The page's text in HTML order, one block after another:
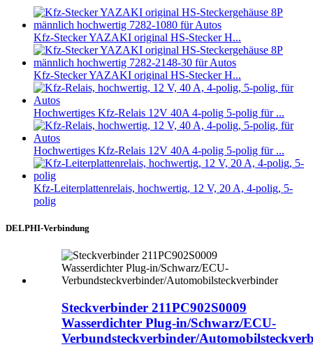
Kfz-Stecker YAZAKI original HS-Stecker H...
Kfz-Stecker YAZAKI original HS-Stecker H...
Hochwertiges Kfz-Relais 12V 40A 4-polig 5-polig für ...
Hochwertiges Kfz-Relais 12V 40A 4-polig 5-polig für ...
Kfz-Leiterplattenrelais, hochwertig, 12 V, 20 A, 4-polig, 5-
polig
DELPHI-Verbindung
Steckverbinder 211PC902S0009
Wasserdichter Plug-in/Schwarz/ECU-
Verbundsteckverbinder/